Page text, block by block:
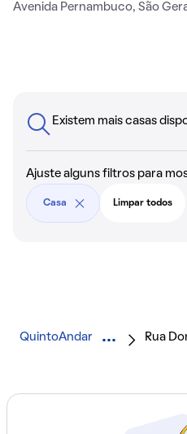
Avenida Pernambuco, São
Existem mais casas
Ajuste alguns filtros para
Casa Limpar todos
QuintoAndar Rua